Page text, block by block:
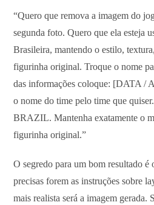
“Quero que remova a imagem do
segunda foto. Quero que ela esteja
Brasileira, mantendo o estilo,
figurinha original. Troque o nome
das informações coloque: [DATA /
o nome do time pelo time que
BRAZIL. Mantenha exatamente o
figurinha original.”
O segredo para um bom resultado
precisas forem as instruções sobre
mais realista será a imagem gerada.